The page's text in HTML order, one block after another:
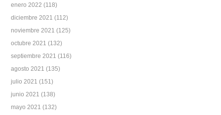
enero 2022 (118)
diciembre 2021 (112)
noviembre 2021 (125)
octubre 2021 (132)
septiembre 2021 (116)
agosto 2021 (135)
julio 2021 (151)
junio 2021 (138)
mayo 2021 (132)